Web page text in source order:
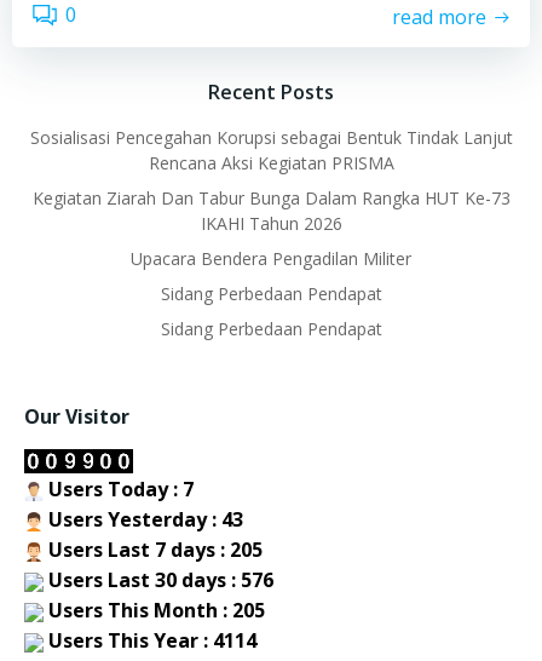
0 read more
Recent Posts
Sosialisasi Pencegahan Korupsi sebagai Bentuk Tindak Lanjut
Rencana Aksi Kegiatan PRISMA
Kegiatan Ziarah Dan Tabur Bunga Dalam Rangka HUT Ke-73
IKAHI Tahun 2026
Upacara Bendera Pengadilan Militer
Sidang Perbedaan Pendapat
Sidang Perbedaan Pendapat
Our Visitor
Users Today : 7
Users Yesterday : 43
Users Last 7 days : 205
Users Last 30 days : 576
Users This Month : 205
Users This Year : 4114